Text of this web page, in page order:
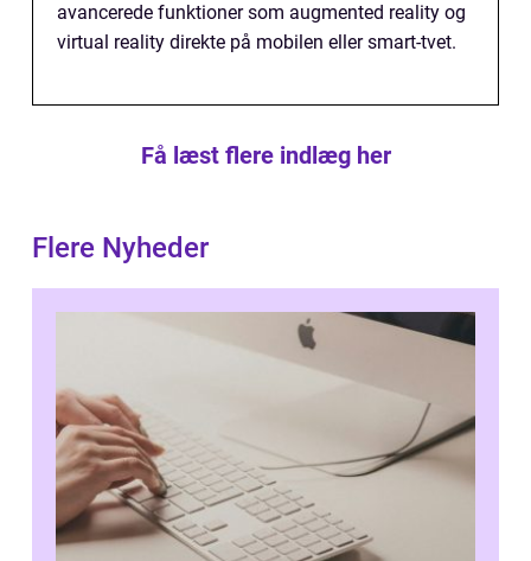
avancerede funktioner som augmented reality og
virtual reality direkte på mobilen eller smart-tvet.
Få læst flere indlæg her
Flere Nyheder